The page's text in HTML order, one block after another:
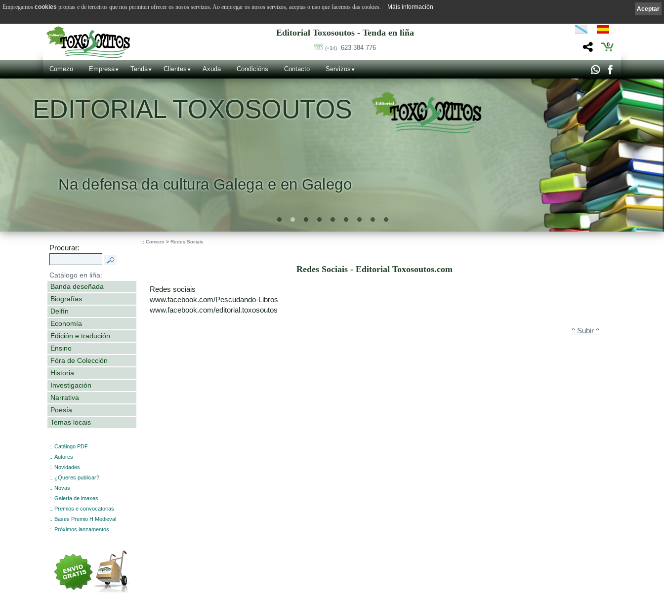
Editorial Toxosoutos - Tenda en liña
(+34) 623 384 776 0
Comezo Empresa Tenda Clientes Axuda Condicións Contacto Servizos
EDITORIAL TOXOSOUTOS
Na defensa da cultura Galega e en Galego
Procurar:
Catálogo en liña:
Banda deseñada
Biografías
Delfín
Economía
Edición e tradución
Ensino
Fóra de Colección
Historia
Investigación
Narrativa
Poesía
Temas locais
:.
Catálogo PDF
:.
Autores
:.
Novidades
:.
¿Queres publicar?
:.
Novas
:.
Galería de imaxes
:.
Premios e convocatorias
:.
Bases Premio H Medieval
:.
Próximos lanzamentos
:: Comezo > Redes Sociais
Redes Sociais - Editorial Toxosoutos.com
Redes sociais
www.facebook.com/Pescudando-Libros
www.facebook.com/editorial.toxosoutos
^ Subir ^
Aceptar
Empregamos cookies propias e de terceiros que nos permiten ofrecer os nosos servizos. Ao empregar os nosos servizos, aceptas o uso que facemos das cookies. Máis información